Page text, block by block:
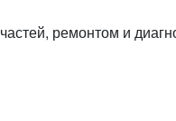
ремонтом и